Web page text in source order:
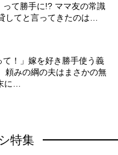
って勝手に!? ママ友の常識
してと言ってきたのは…
て！」嫁を好き勝手使う義
頼みの綱の夫はまさかの無
に…
特集